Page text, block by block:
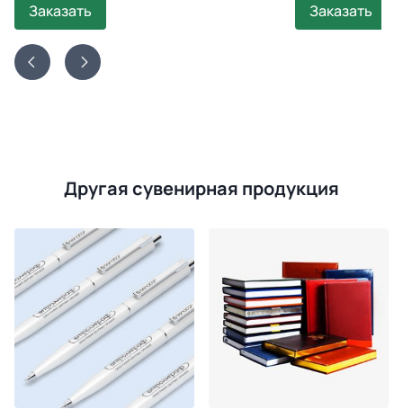
Заказать Заказать
Другая сувенирная продукция